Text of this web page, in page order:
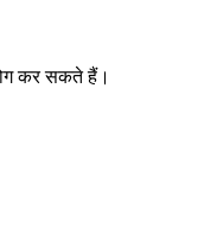
कर सकते हैं।